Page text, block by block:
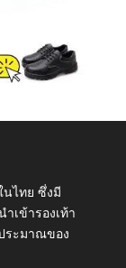
นไทย ซึ่งมี
เข้ารองเท้า
ระมาณของ